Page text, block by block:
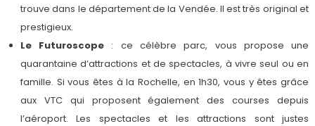
trouve dans le département de la Vendée. Il est très original et
prestigieux.
Le Futuroscope : ce célèbre parc, vous propose une
quarantaine d’attractions et de spectacles, à vivre seul ou en
famille. Si vous êtes à la Rochelle, en 1h30, vous y êtes grâce
aux VTC qui proposent également des courses depuis
l’aéroport. Les spectacles et les attractions sont justes